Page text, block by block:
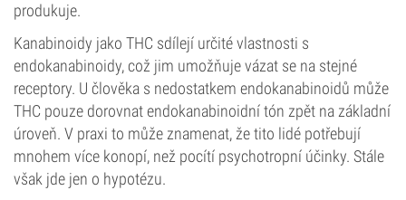
produkuje.
Kanabinoidy jako THC sdílejí určité vlastnosti s
endokanabinoidy, což jim umožňuje vázat se na stejné
receptory. U člověka s nedostatkem endokanabinoidů může
THC pouze dorovnat endokanabinoidní tón zpět na základní
úroveň. V praxi to může znamenat, že tito lidé potřebují
mnohem více konopí, než pocítí psychotropní účinky. Stále
však jde jen o hypotézu.